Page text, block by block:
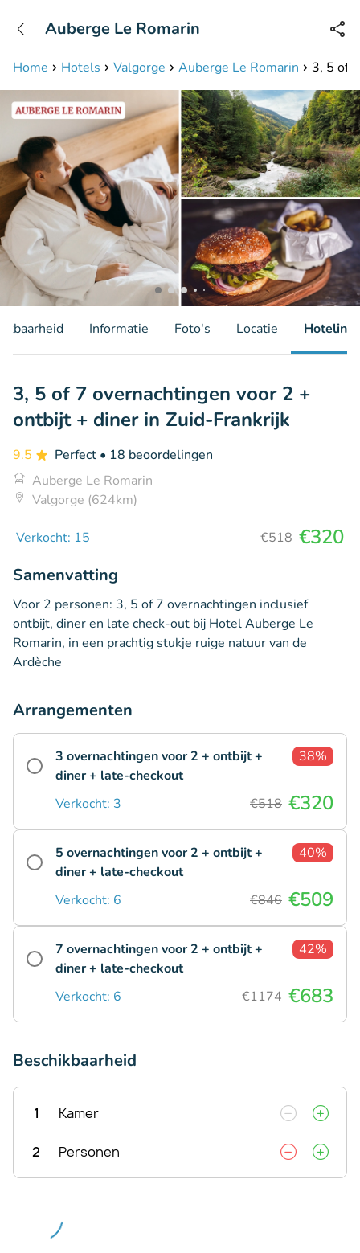
Bereikbaar tot 23:00 uur
Home Hotels Valgorge Auberge Le Romarin 3, 5 of
Auberge Le Romarin
Informatie Foto's Locatie Hotelinfo
3, 5 of 7 overnachtingen voor 2 +
ontbijt + diner in Zuid-Frankrijk
9.5 Perfect • 18 beoordelingen
Auberge Le Romarin
Valgorge (624km)
Verkocht: 15 €518 €320
Samenvatting
Voor 2 personen: 3, 5 of 7 overnachtingen inclusief
ontbijt, diner en late check-out bij Hotel Auberge Le
Romarin, in een prachtig stukje ruige natuur van de
Ardèche
Arrangementen
3 overnachtingen voor 2 + ontbijt +
diner + late-checkout
38%
Verkocht: 3 €518 €320
5 overnachtingen voor 2 + ontbijt +
diner + late-checkout
40%
Verkocht: 6 €846 €509
7 overnachtingen voor 2 + ontbijt +
diner + late-checkout
42%
Verkocht: 6 €1174 €683
Beschikbaarheid
1 Kamer
2 Personen